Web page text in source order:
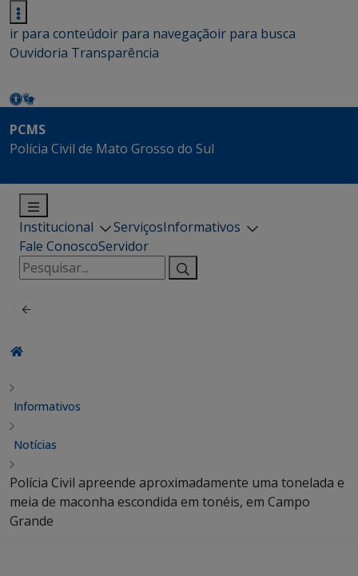
ir para conteúdoir para navegaçãoir para busca
Ouvidoria Transparência
PCMS
Polícia Civil de Mato Grosso do Sul
Institucional ServiçosInformativos
Fale ConoscoServidor
Pesquisar
por:
Informativos
Notícias
Polícia Civil apreende aproximadamente uma tonelada e
meia de maconha escondida em tonéis, em Campo
Grande